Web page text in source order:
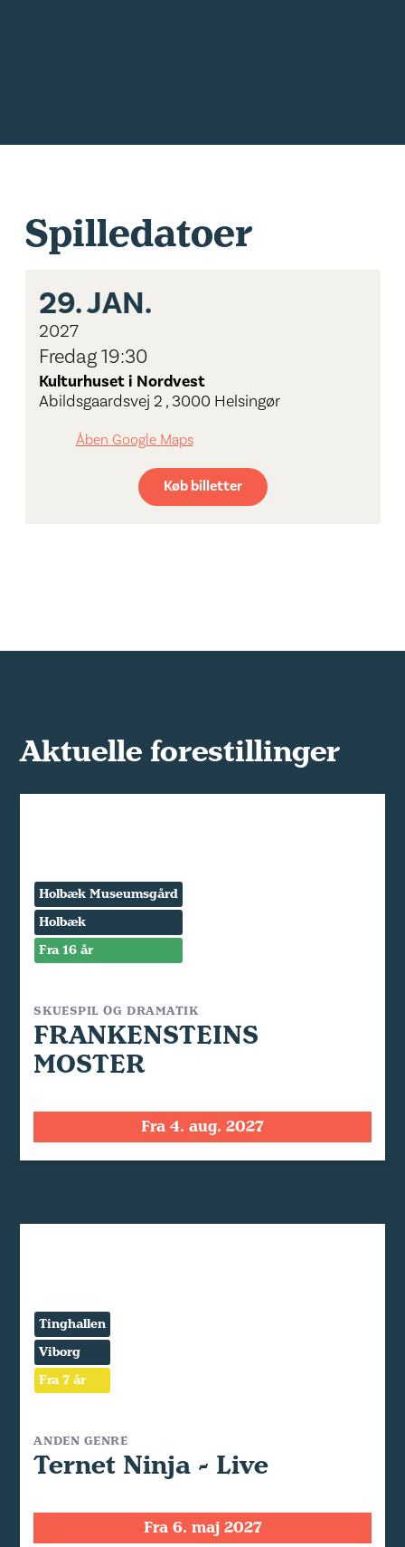
Spilledatoer
29.JAN.
2027
Fredag 19:30
Kulturhuset i Nordvest
Abildsgaardsvej 2 , 3000 Helsingør
Åben Google Maps
Køb billetter
Aktuelle forestillinger
Holbæk Museumsgård
Holbæk
Fra 16 år
SKUESPIL OG DRAMATIK
FRANKENSTEINS
MOSTER
Fra 4. aug. 2027
Tinghallen
Viborg
Fra 7 år
ANDEN GENRE
Ternet Ninja - Live
Fra 6. maj 2027